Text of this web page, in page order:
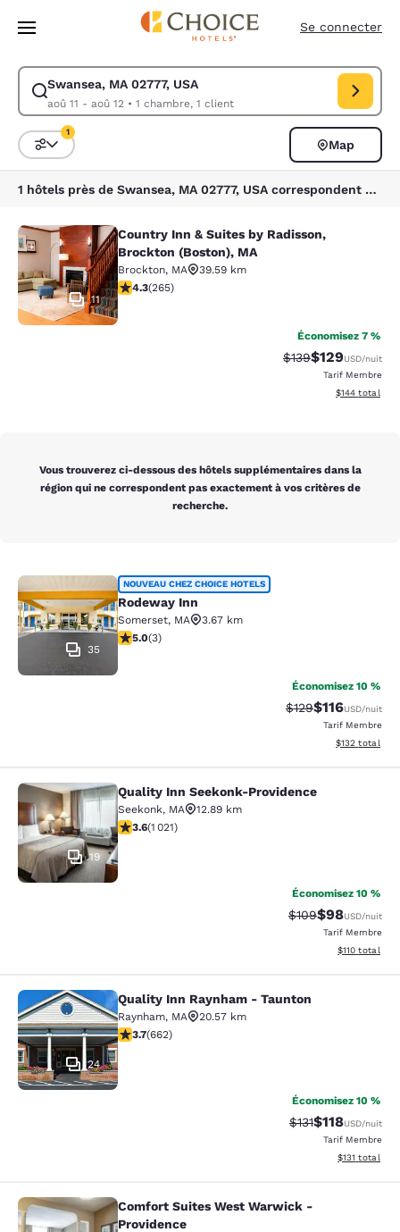
Sauter à Contenu Principal
Se connecter
Swansea, MA 02777, USA
aoû 11 - aoû 12• 1 chambre, 1 client
Modifier la recherche pour Swansea, MA 02777, USA. Date d’arrivée
Triez et filtrez
1
Map
1 hôtels près de Swansea, MA 02777, USA correspondent à vos filtres
Country Inn & Suites by Radisson,
11
Country Inn & Suites by Radisson,
Brockton (Boston), MA
Brockton, MA
39.59 km
4.29 étoiles. Excellent. 265 commentaires
4.3(265)
Économisez 7 %
Tarif barré :
$139Tarif réduit :
$129USD/nuit
Tarif Membre
Afficher les
$144 total
Vous trouverez ci-dessous des hôtels supplémentaires dans la
région qui ne correspondent pas exactement à vos critères de
recherche.
Rodeway Inn
35
NOUVEAU CHEZ CHOICE HOTELS
Rodeway Inn
Somerset, MA
3.67 km
5 étoiles. Exceptionnel. 3 commentaires
5.0(3)
Économisez 10 %
Tarif barré :
$129Tarif réduit :
$116USD/nuit
Tarif Membre
Afficher les
$132 total
Quality Inn Seekonk-Providence
19
Quality Inn Seekonk-Providence
Seekonk, MA
12.89 km
3.56 étoiles. Bien. 1021 commentaires
3.6(1 021)
Économisez 10 %
Tarif barré :
$109Tarif réduit :
$98USD/nuit
Tarif Membre
Afficher les
$110 total
Quality Inn Raynham - Taunton
24
Quality Inn Raynham - Taunton
Raynham, MA
20.57 km
3.67 étoiles. Bien. 662 commentaires
3.7(662)
Économisez 10 %
Tarif barré :
$131Tarif réduit :
$118USD/nuit
Tarif Membre
Afficher les
$131 total
Comfort Suites West Warwick -
Comfort Suites West Warwick -
Providence